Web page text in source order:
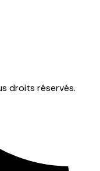
droits réservés.